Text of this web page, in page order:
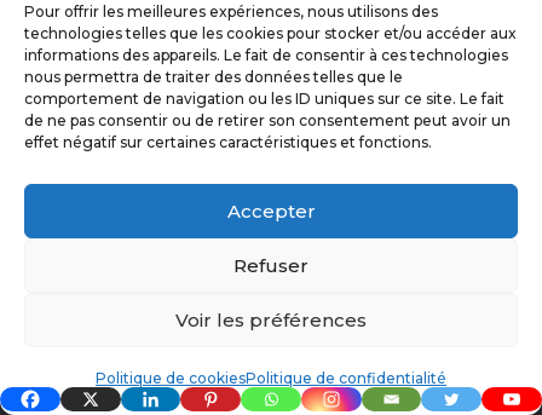
Pour offrir les meilleures expériences, nous utilisons des
technologies telles que les cookies pour stocker et/ou accéder aux
informations des appareils. Le fait de consentir à ces technologies
nous permettra de traiter des données telles que le
comportement de navigation ou les ID uniques sur ce site. Le fait
de ne pas consentir ou de retirer son consentement peut avoir un
effet négatif sur certaines caractéristiques et fonctions.
Accepter
Refuser
Voir les préférences
Politique de cookiesPolitique de confidentialité
à destination des ambitieuses épuisées qui
veulent redevenir des actrices de leur santé
pour vivre une vie à leur image !
Bonne lecture !
Politique de cookies (UE)
CGV